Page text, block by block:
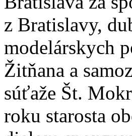
z Bratislavy,
modelárskych
Žitňana a
súťaže Št.
roku starosta